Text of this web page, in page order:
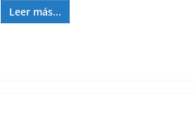
Leer más...